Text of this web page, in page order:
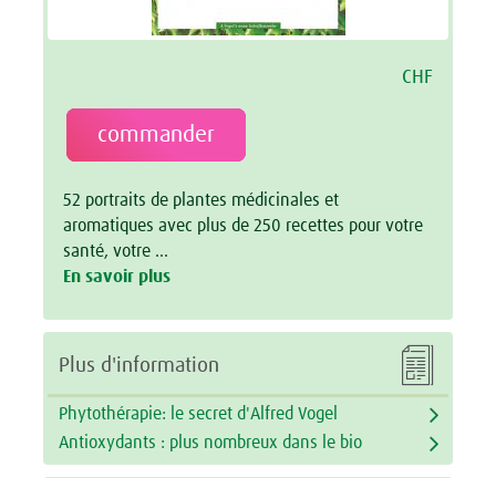
CHF
commander
52 portraits de plantes médicinales et
aromatiques avec plus de 250 recettes pour votre
santé, votre …
En savoir plus

Plus d'information
Phytothérapie: le secret d'Alfred Vogel
Antioxydants : plus nombreux dans le bio